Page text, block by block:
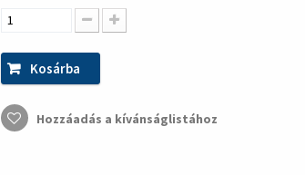
Kosárba
Hozzáadás a kívánságlistához